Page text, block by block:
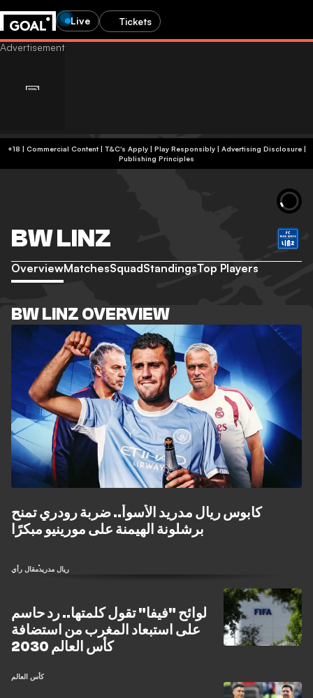
Live Tickets
+18 | Commercial Content | T&C's Apply | Play Responsibly| Advertising Disclosure|
Publishing Principles
BW LINZ
OverviewMatchesSquadStandingsTop Players
BW LINZ OVERVIEW
كابوس ريال مدريد الأسوأ.. ضربة رودري تمنح
برشلونة الهيمنة على مورينيو مبكرًا
مقال رأيريال مدريد
لوائح "فيفا" تقول كلمتها.. رد حاسم
على استبعاد المغرب من استضافة
كأس العالم 2030
كأس العالم